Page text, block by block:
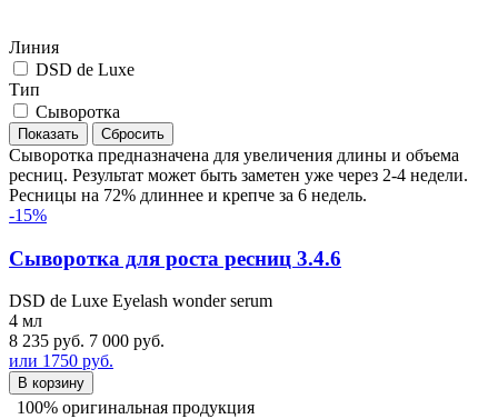
Линия
DSD de Luxe
Тип
Сыворотка
Сыворотка предназначена для увеличения длины и объема
ресниц. Результат может быть заметен уже через 2-4 недели.
Ресницы на 72% длиннее и крепче за 6 недель.
-15%
Сыворотка для роста ресниц 3.4.6
DSD de Luxe Eyelash wonder serum
4 мл
8 235 руб. 7 000 руб.
или 1750 руб.
В корзину
100% оригинальная продукция